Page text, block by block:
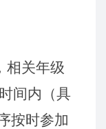
相关年级
间内（具
按时参加